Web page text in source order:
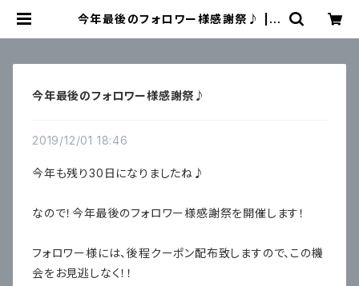
今年最後のフォロワー様感謝祭♪ | s
今年最後のフォロワー様感謝祭♪
2019/12/01 18:46
今年も残り30日になりましたね♪
なので！今年最後のフォロワー様感謝祭を開催します！
フォロワー様には、後程クーポン配布致しますので、この機
会をお見逃しなく！！